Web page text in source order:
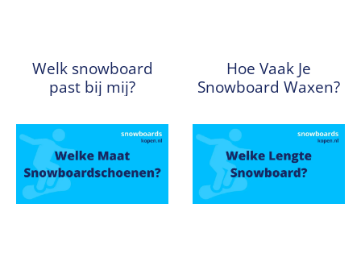
Welk snowboard
past bij mij?
Hoe Vaak Je
Snowboard Waxen?